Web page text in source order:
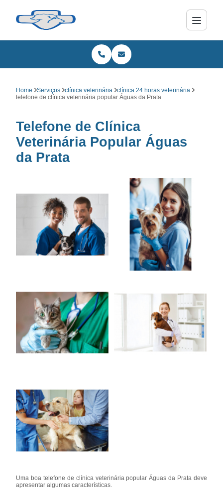
Home Serviços clínica veterinária
clínica 24 horas veterinária
telefone de clínica veterinária popular Águas da Prata
Telefone de Clínica
Veterinária Popular Águas
da Prata
Uma boa telefone de clínica veterinária popular Águas da Prata deve
apresentar algumas características.